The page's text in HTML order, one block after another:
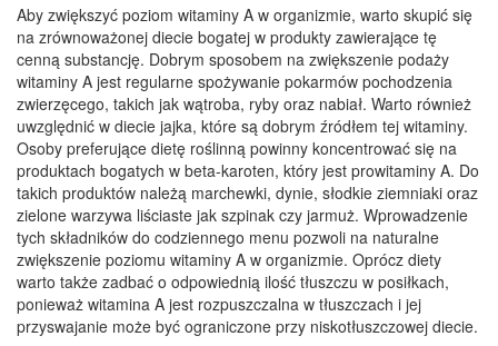
Aby zwiększyć poziom witaminy A w organizmie, warto skupić się
na zrównoważonej diecie bogatej w produkty zawierające tę
cenną substancję. Dobrym sposobem na zwiększenie podaży
witaminy A jest regularne spożywanie pokarmów pochodzenia
zwierzęcego, takich jak wątroba, ryby oraz nabiał. Warto również
uwzględnić w diecie jajka, które są dobrym źródłem tej witaminy.
Osoby preferujące dietę roślinną powinny koncentrować się na
produktach bogatych w beta-karoten, który jest prowitaminy A. Do
takich produktów należą marchewki, dynie, słodkie ziemniaki oraz
zielone warzywa liściaste jak szpinak czy jarmuż. Wprowadzenie
tych składników do codziennego menu pozwoli na naturalne
zwiększenie poziomu witaminy A w organizmie. Oprócz diety
warto także zadbać o odpowiednią ilość tłuszczu w posiłkach,
ponieważ witamina A jest rozpuszczalna w tłuszczach i jej
przyswajanie może być ograniczone przy niskotłuszczowej diecie.